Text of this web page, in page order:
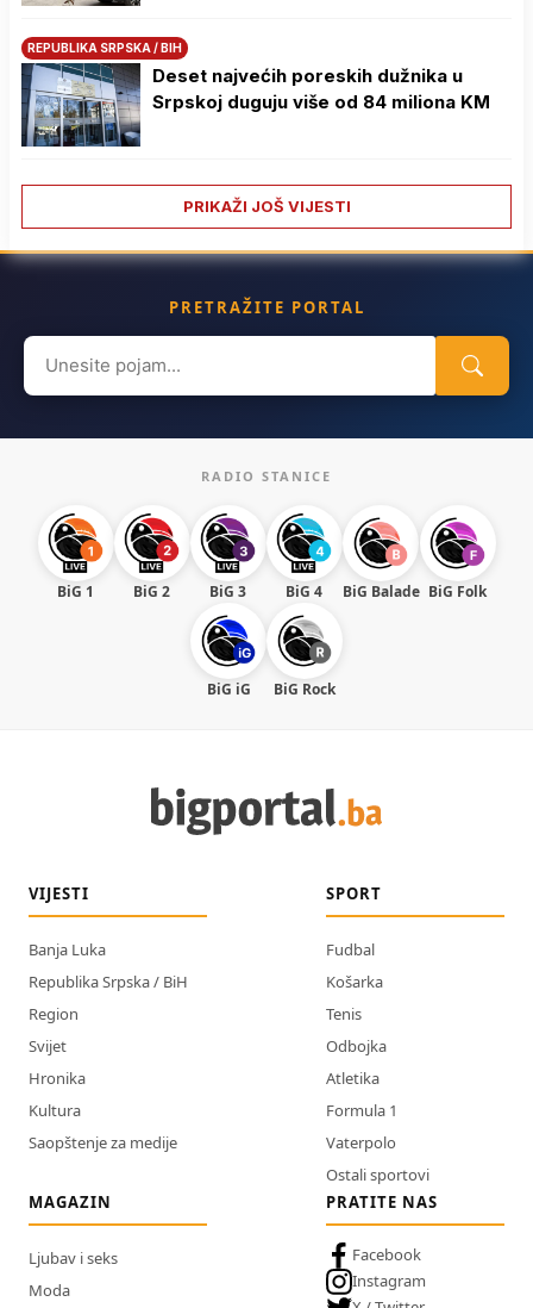
REPUBLIKA SRPSKA / BIH
Deset najvećih poreskih dužnika u
Srpskoj duguju više od 84 miliona KM
PRIKAŽI JOŠ VIJESTI
PRETRAŽITE PORTAL
Search
for:
RADIO STANICE
BiG 1 BiG 2 BiG 3 BiG 4 BiG Balade BiG Folk
BiG iG BiG Rock
VIJESTI
Banja Luka
Republika Srpska / BiH
Region
Svijet
Hronika
Kultura
Saopštenje za medije
SPORT
Fudbal
Košarka
Tenis
Odbojka
Atletika
Formula 1
Vaterpolo
Ostali sportovi
MAGAZIN
Ljubav i seks
Moda
PRATITE NAS
Facebook
Instagram